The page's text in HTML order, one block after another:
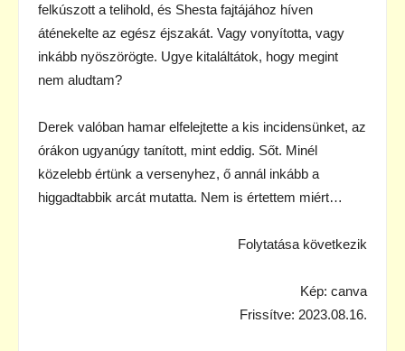
felkúszott a telihold, és Shesta fajtájához híven
áténekelte az egész éjszakát. Vagy vonyította, vagy
inkább nyöszörögte. Ugye kitaláltátok, hogy megint
nem aludtam?
Derek valóban hamar elfelejtette a kis incidensünket, az
órákon ugyanúgy tanított, mint eddig. Sőt. Minél
közelebb értünk a versenyhez, ő annál inkább a
higgadtabbik arcát mutatta. Nem is értettem miért…
Folytatása következik
Kép: canva
Frissítve: 2023.08.16.